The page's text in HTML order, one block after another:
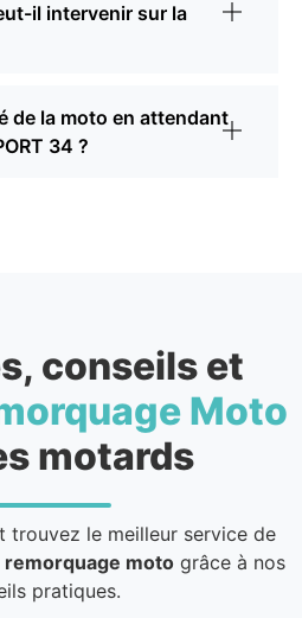
il intervenir sur la
de la moto en attendant
34 ?
conseils et
Moto
motards
trouvez le meilleur service de
remorquage motogrâce à nos
pratiques.